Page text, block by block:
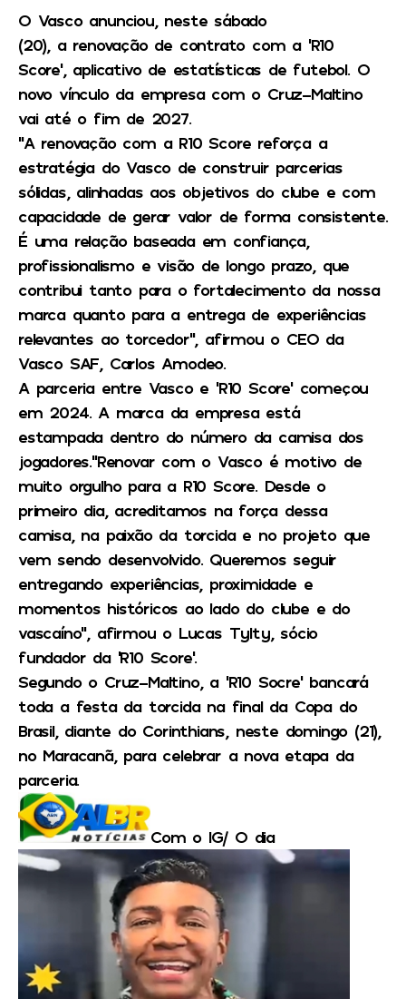
O Vasco anunciou, neste sábado
(20), a renovação de contrato com a ‘R10
Score’, aplicativo de estatísticas de futebol. O
novo vínculo da empresa com o Cruz-Maltino
vai até o fim de 2027.
“A renovação com a R10 Score reforça a
estratégia do Vasco de construir parcerias
sólidas, alinhadas aos objetivos do clube e com
capacidade de gerar valor de forma consistente.
É uma relação baseada em confiança,
profissionalismo e visão de longo prazo, que
contribui tanto para o fortalecimento da nossa
marca quanto para a entrega de experiências
relevantes ao torcedor”, afirmou o CEO da
Vasco SAF, Carlos Amodeo.
A parceria entre Vasco e ‘R10 Score’ começou
em 2024. A marca da empresa está
estampada dentro do número da camisa dos
jogadores.”Renovar com o Vasco é motivo de
muito orgulho para a R10 Score. Desde o
primeiro dia, acreditamos na força dessa
camisa, na paixão da torcida e no projeto que
vem sendo desenvolvido. Queremos seguir
entregando experiências, proximidade e
momentos históricos ao lado do clube e do
vascaíno”, afirmou o Lucas Tylty, sócio
fundador da ‘R10 Score’.
Segundo o Cruz-Maltino, a ‘R10 Socre’ bancará
toda a festa da torcida na final da Copa do
Brasil, diante do Corinthians, neste domingo (21),
no Maracanã, para celebrar a nova etapa da
parceria.
Com o IG/ O dia